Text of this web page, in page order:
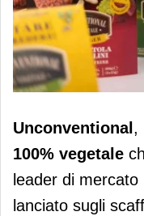
Unconventional ,
100% vegetale
leader di
lanciato sugli